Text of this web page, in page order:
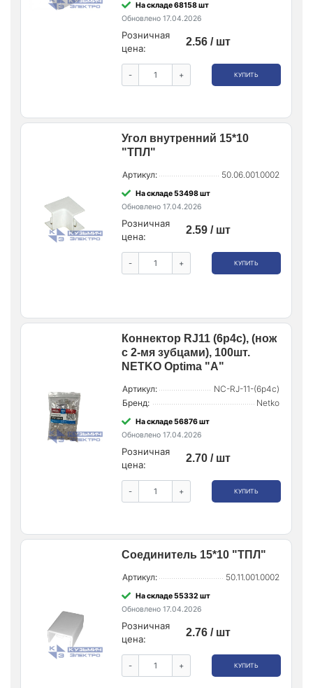
На складе 68158 шт
Обновлено 17.04.2026
Розничная
цена:
2.56 / шт
- + КУПИТЬ
Угол внутренний 15*10
"ТПЛ"
Артикул: 50.06.001.0002
На складе 53498 шт
Обновлено 17.04.2026
Розничная
цена:
2.59 / шт
- + КУПИТЬ
Коннектор RJ11 (6p4c), (нож
с 2-мя зубцами), 100шт.
NETKO Optima "A"
Артикул:
NC-RJ-11-(6p4c)
Бренд:
Netko
На складе 56876 шт
Обновлено 17.04.2026
Розничная
цена:
2.70 / шт
- + КУПИТЬ
Соединитель 15*10 "ТПЛ"
Артикул: 50.11.001.0002
На складе 55332 шт
Обновлено 17.04.2026
Розничная
цена:
2.76 / шт
- + КУПИТЬ